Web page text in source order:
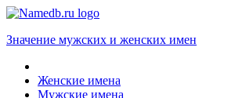
Значение мужских и женских имен
Женские имена
Мужские имена